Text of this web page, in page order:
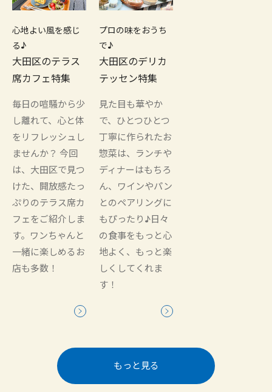
心地よい風を感じ
る♪
大田区のテラス
席カフェ特集
毎日の喧騒から少
し離れて、心と体
をリフレッシュし
ませんか？ 今回
は、大田区で見つ
けた、開放感たっ
ぷりのテラス席カ
フェをご紹介しま
す。ワンちゃんと
一緒に楽しめるお
店も多数！
プロの味をおうち
で♪
大田区のデリカ
テッセン特集
見た目も華やか
で、ひとつひとつ
丁寧に作られたお
惣菜は、ランチや
ディナーはもちろ
ん、ワインやパン
とのペアリングに
もぴったり♪日々
の食事をもっと心
地よく、もっと楽
しくしてくれま
す！
もっと見る